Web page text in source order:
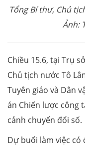
Tổng Bí thư, Chủ
Ảnh:
Chiều 15.6, tại Trụ
Chủ tịch nước Tô
Tuyên giáo và Dân
án Chiến lược công
cảnh chuyển đổi số.
Dự buổi làm việc có